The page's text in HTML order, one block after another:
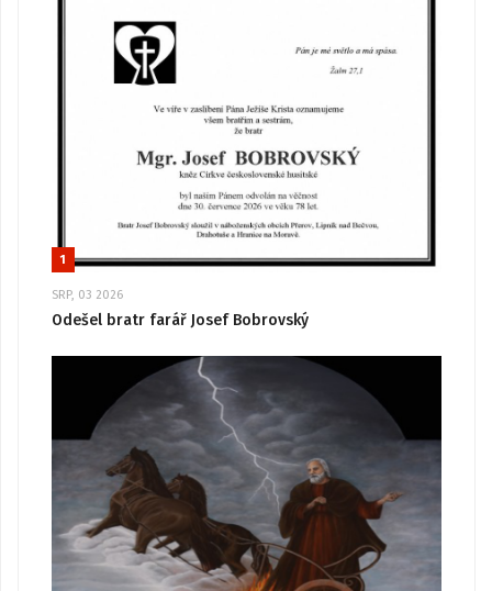
1
SRP, 03 2026
Odešel bratr farář Josef Bobrovský